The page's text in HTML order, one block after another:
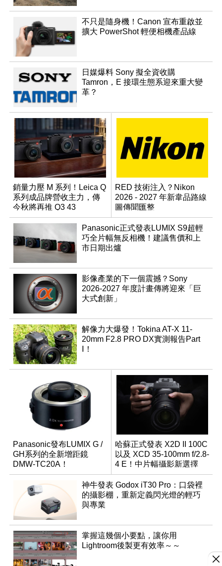
不只是隨身機！Canon 宣布重啟並
擴大 PowerShot 輕便相機產品線
日媒爆料 Sony 擬全資收購
Tamron，E 接環生態系迎來重大變
革？
銷量力壓 M 系列！Leica Q
系列成品牌營收主力，傳
今秋將再推 Q3 43
Monochrom
RED 技術注入？Nikon
2026 - 2027 年新韋品路線
圖傳聞匯整
Panasonic正式發表LUMIX S9超輕
巧全片幅無反相機！建議售價和上
市日期出爐
影像產業的下一個震撼？Sony
2026-2027 年度計畫傳將迎來「巨
大式創新」
解像力大爆發！Tokina AT-X 11-
20mm F2.8 PRO DX實測報告Part
Ⅰ！
Panasonic發布LUMIX G /
GH系列的全新增距鏡
DMW-TC20A！
哈蘇正式發表 X2D II 100C
以及 XCD 35-100mm f/2.8-
4 E！中片幅攝影新選擇
神牛發表 Godox iT30 Pro：口袋裡
的攝影棚，重新定義閃光燈的輕巧
與專業
掌握這幾個小要點，讓你用
Lightroom後製更有效率～～